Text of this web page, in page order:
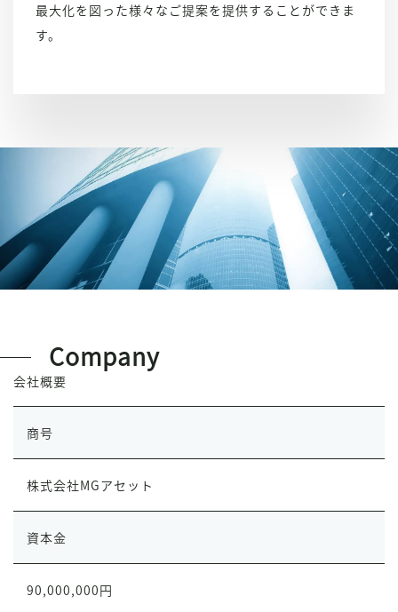
最大化を図った様々なご提案を提供することができま
す。
Company
会社概要
商号
株式会社MGアセット
資本金
90,000,000円